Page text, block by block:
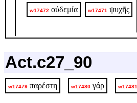
w17472 οὐδεμία w17471 ψυχῆς
Act.c27_90
w17479 παρέστη w17480 γάρ w17481